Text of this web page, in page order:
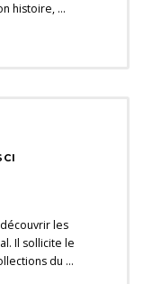
histoire, …
les
Il sollicite le
du …